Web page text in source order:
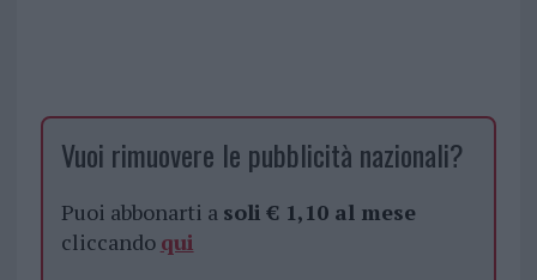
Vuoi rimuovere le pubblicità nazionali?
Puoi abbonarti a soli € 1,10 al mese
cliccando qui